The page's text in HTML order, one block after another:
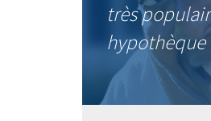
très
hypothèque